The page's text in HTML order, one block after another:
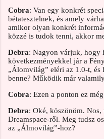
Cobra: Van egy konkrét
bétatesztelnek, és amely
amikor olyan konkrét
közzé is tudok tenni, akkor
Debra: Nagyon várjuk, hogy
következményekkel jár a
„Álomvilág” eléri az 1.0-t, és
benne? Működik már
Cobra: Ezen a ponton ez
Debra: Oké, köszönöm. Nos,
Dreamspace-ről. Meg tudsz
az „Álmovilág”-hoz?